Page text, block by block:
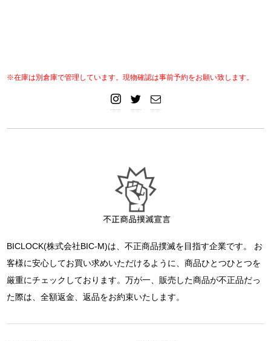
※在庫は別倉庫で管理しています。現物確認は事前予約をお願い致します。
BICLOCK(株式会社BIC-M)は、不正商品撲滅を目指す企業です。 お
客様に安心してお買い求めいただけるように、商品ひとつひとつを
厳重にチェックしております。万が一、販売した商品が不正品だっ
た際は、全額返金、返品をお約束いたします。